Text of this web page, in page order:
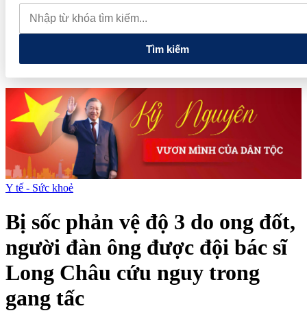
muốn mở rộng hợp tác công nghệ cao tại Đồng Nai
Từ hệ sinh
thái tài chính đến tham vọng năng lượng: T&T Group đang tạo
"đòn bẩy vốn" như thế nào?
Tìm kiếm
Y tế - Sức khoẻ
Bị sốc phản vệ độ 3 do ong đốt,
người đàn ông được đội bác sĩ
Long Châu cứu nguy trong
gang tấc